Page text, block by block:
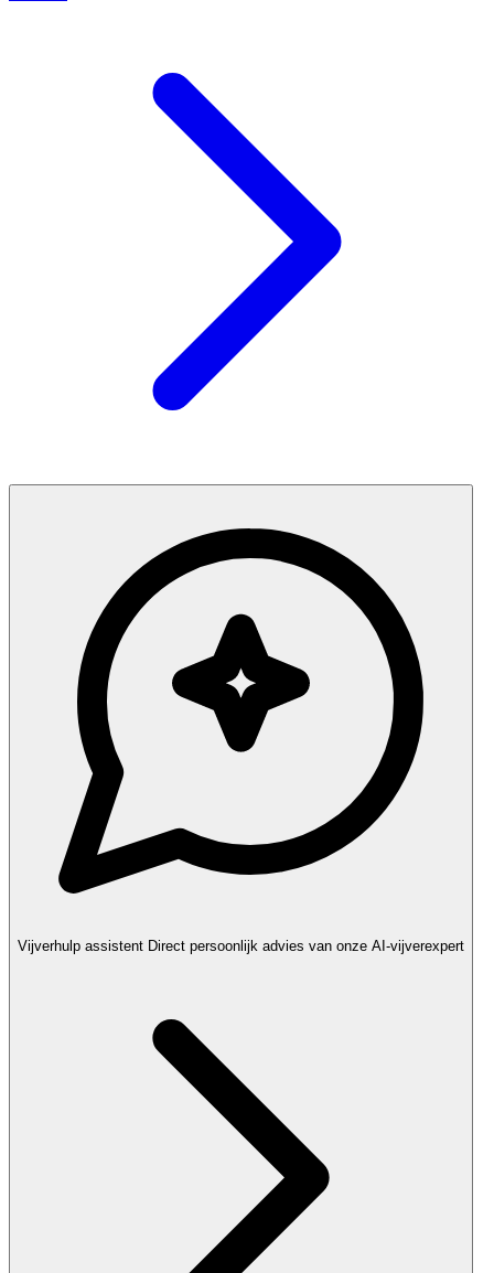
Vijverhulp assistent Direct persoonlijk advies van onze AI-vijverexpert